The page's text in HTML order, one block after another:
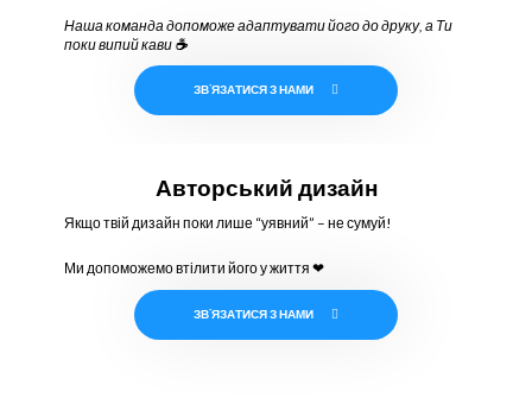
Наша команда допоможе адаптувати його до друку, а Ти
поки випий кави ☕
ЗВ`ЯЗАТИСЯ З НАМИ
Авторський дизайн
Якщо твій дизайн поки лише “уявний” – не сумуй!
Ми допоможемо втілити його у життя ❤
ЗВ`ЯЗАТИСЯ З НАМИ